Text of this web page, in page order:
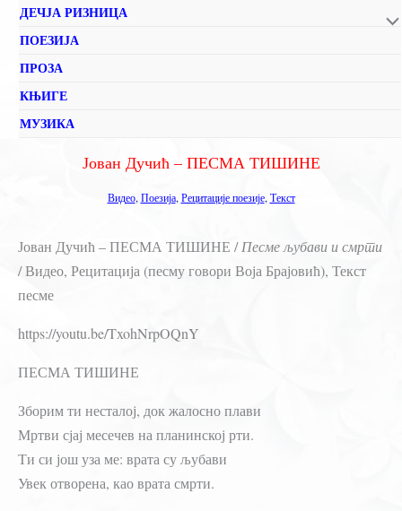
ДЕЧЈА РИЗНИЦА
ПОЕЗИЈА
ПРОЗА
КЊИГЕ
МУЗИКА
Јован Дучић – ПЕСМА ТИШИНЕ
Видео, Поезија, Рецитације поезије, Текст
Јован Дучић – ПЕСМА ТИШИНЕ /Песме љубави и смрти
/ Видео, Рецитација (песму говори Воја Брајовић), Текст
песме
https://youtu.be/TxohNrpOQnY
ПЕСМА ТИШИНЕ
Зборим ти несталој, док жалосно плави
Мртви сјај месечев на планинској рти.
Ти си још уза ме: врата су љубави
Увек отворена, као врата смрти.